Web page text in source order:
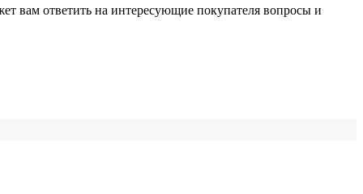
вам ответить на интересующие покупателя вопросы и